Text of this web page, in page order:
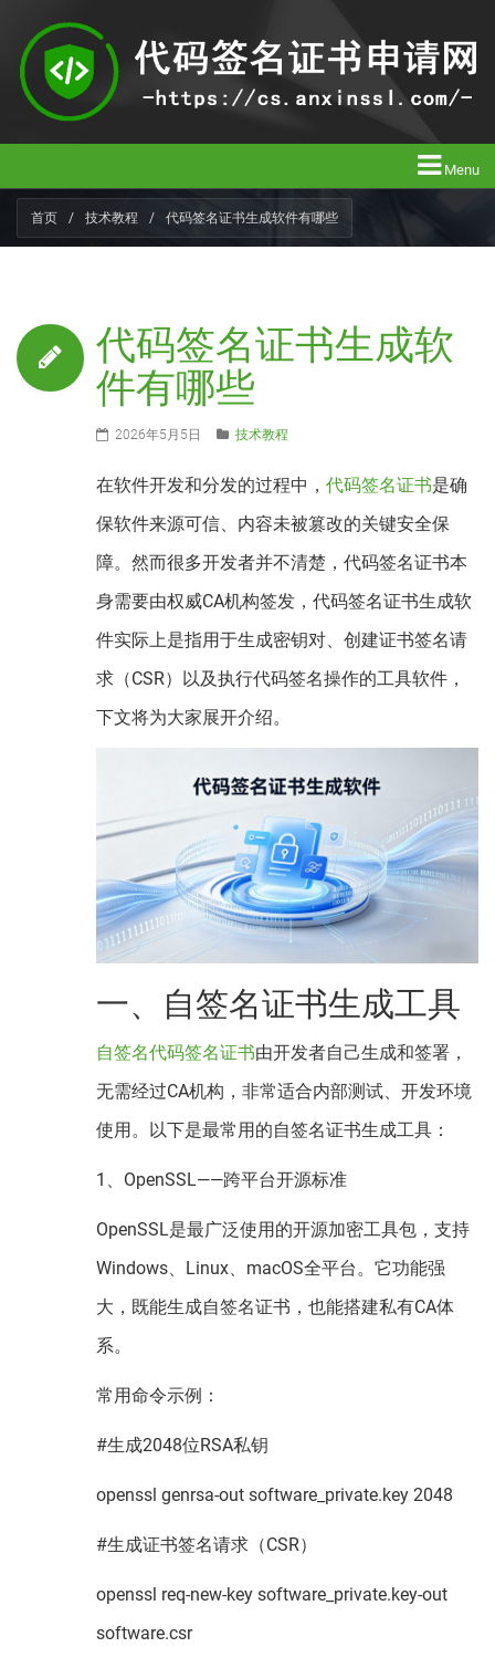
Menu
首页 / 技术教程 / 代码签名证书生成软件有哪些
代码签名证书生成软
件有哪些
2026年5月5日 技术教程
在软件开发和分发的过程中， 代码签名证书是确
保软件来源可信、内容未被篡改的关键安全保
障。然而很多开发者并不清楚，代码签名证书本
身需要由权威CA机构签发，代码签名证书生成软
件实际上是指用于生成密钥对、创建证书签名请
求（CSR）以及执行代码签名操作的工具软件，
下文将为大家展开介绍。
一、自签名证书生成工具
自签名代码签名证书由开发者自己生成和签署，
无需经过CA机构，非常适合内部测试、开发环境
使用。以下是最常用的自签名证书生成工具：
1、OpenSSL——跨平台开源标准
OpenSSL是最广泛使用的开源加密工具包，支持
Windows、Linux、macOS全平台。它功能强
大，既能生成自签名证书，也能搭建私有CA体
系。
常用命令示例：
#生成2048位RSA私钥
openssl genrsa-out software_private.key 2048
#生成证书签名请求（CSR）
openssl req-new-key software_private.key-out
software.csr